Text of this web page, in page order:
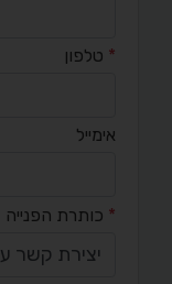
* טלפון
אימייל
* כותרת הפנייה